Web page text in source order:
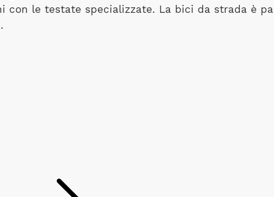
con le testate specializzate. La bici da strada è